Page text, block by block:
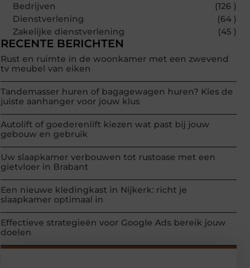
Bedrijven
(126 )
Dienstverlening
(64 )
Zakelijke dienstverlening
(45 )
RECENTE BERICHTEN
Rust en ruimte in de woonkamer met een zwevend
tv meubel van eiken
Tandemasser huren of bagagewagen huren? Kies de
juiste aanhanger voor jouw klus
Autolift of goederenlift kiezen wat past bij jouw
gebouw en gebruik
Uw slaapkamer verbouwen tot rustoase met een
gietvloer in Brabant
Een nieuwe kledingkast in Nijkerk: richt je
slaapkamer optimaal in
Effectieve strategieën voor Google Ads bereik jouw
doelen